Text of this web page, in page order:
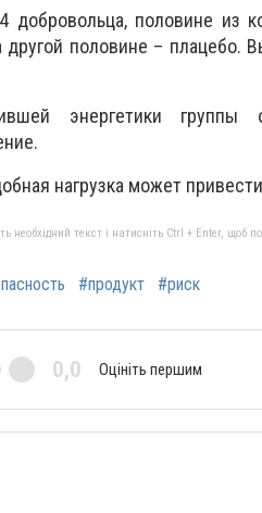
добровольца, половине из
другой половине – плацебо.
энергетики группы
нагрузка может
необхідний текст і натисніть Ctrl + Enter, щоб
#продукт #риск
0,0 Оцініть першим